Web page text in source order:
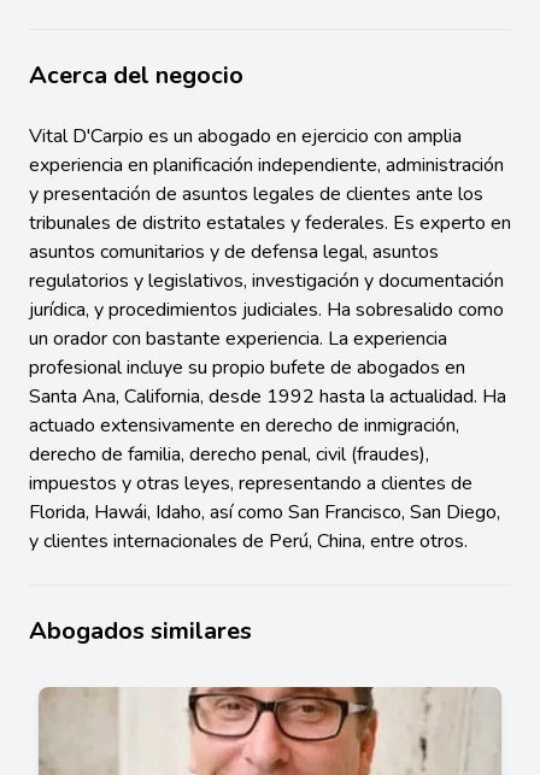
Acerca del negocio
Vital D'Carpio es un abogado en ejercicio con amplia
experiencia en planificación independiente, administración
y presentación de asuntos legales de clientes ante los
tribunales de distrito estatales y federales. Es experto en
asuntos comunitarios y de defensa legal, asuntos
regulatorios y legislativos, investigación y documentación
jurídica, y procedimientos judiciales. Ha sobresalido como
un orador con bastante experiencia. La experiencia
profesional incluye su propio bufete de abogados en
Santa Ana, California, desde 1992 hasta la actualidad. Ha
actuado extensivamente en derecho de inmigración,
derecho de familia, derecho penal, civil (fraudes),
impuestos y otras leyes, representando a clientes de
Florida, Hawái, Idaho, así como San Francisco, San Diego,
y clientes internacionales de Perú, China, entre otros.
Abogados similares